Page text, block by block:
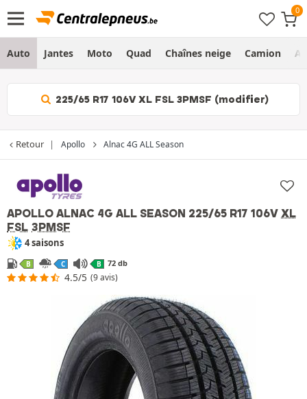
Auto Jantes Moto Quad Chaînes neige Camion
225/65 R17 106V XL FSL 3PMSF (modifier)
Retour Apollo Alnac 4G ALL Season
APOLLO ALNAC 4G ALL SEASON 225/65 R17 106V XL
FSL 3PMSF
4 saisons
B C B 72 db
4.5/5 (9 avis)